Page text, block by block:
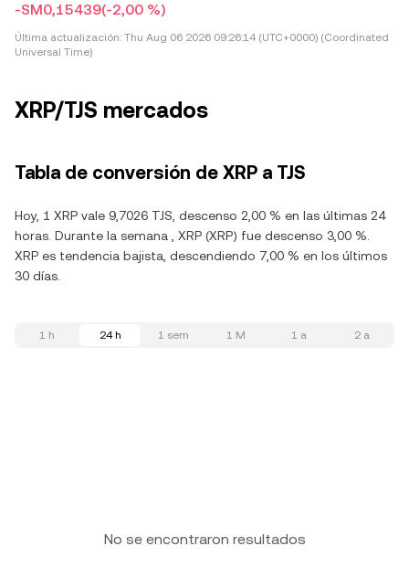
-SM0,15439(-2,00 %)
Última actualización: Thu Aug 06 2026 09:26:14 (UTC+0000) (Coordinated
Universal Time)
XRP/TJS mercados
Tabla de conversión de XRP a TJS
Hoy, 1 XRP vale 9,7026 TJS, descenso 2,00 % en las últimas 24
horas. Durante la semana , XRP (XRP) fue descenso 3,00 %.
XRP es tendencia bajista, descendiendo 7,00 % en los últimos
30 días.
1 h 24 h 1 sem 1 M 1 a 2 a
No se encontraron resultados